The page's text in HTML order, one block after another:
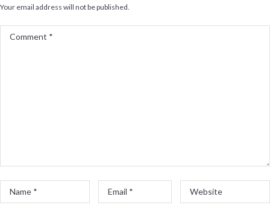
Your email address will not be published.
Comment
Name
*
Email
*
Website